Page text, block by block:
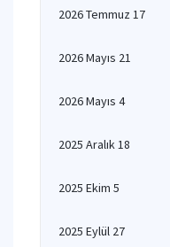
2026 Temmuz 17
2026 Mayıs 21
2026 Mayıs 4
2025 Aralık 18
2025 Ekim 5
2025 Eylül 27